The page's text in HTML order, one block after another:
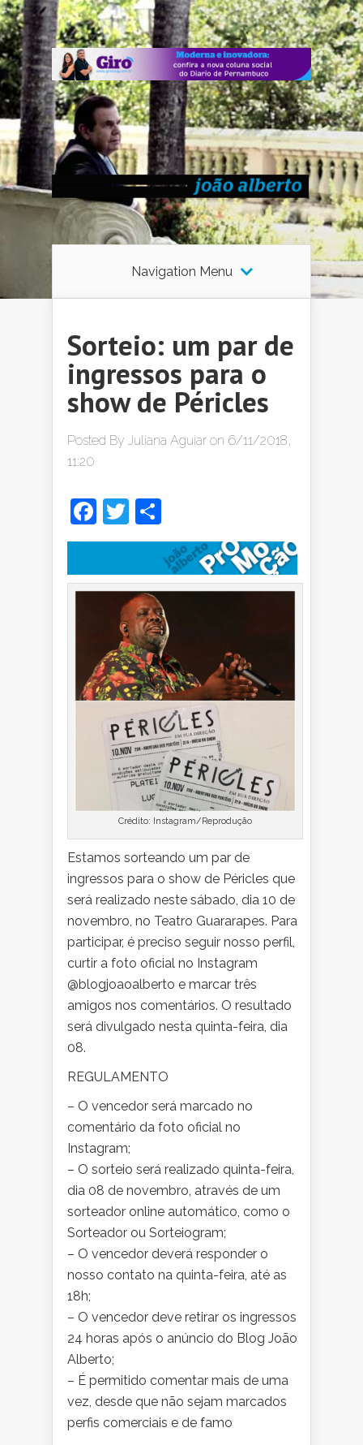
Navigation Menu
Sorteio: um par de
ingressos para o
show de Péricles
Posted By Juliana Aguiar on 6/11/2018,
11:20
Facebook
Twitter
Crédito: Instagram/Reprodução
Estamos sorteando um par de
ingressos para o show de Péricles que
será realizado neste sábado, dia 10 de
novembro, no Teatro Guararapes. Para
participar, é preciso seguir nosso perfil,
curtir a foto oficial no Instagram
@blogjoaoalberto e marcar três
amigos nos comentários. O resultado
será divulgado nesta quinta-feira, dia
08.
REGULAMENTO
– O vencedor será marcado no
comentário da foto oficial no
Instagram;
– O sorteio será realizado quinta-feira,
dia 08 de novembro, através de um
sorteador online automático, como o
Sorteador ou Sorteiogram;
– O vencedor deverá responder o
nosso contato na quinta-feira, até as
18h;
– O vencedor deve retirar os ingressos
24 horas após o anúncio do Blog João
Alberto;
– É permitido comentar mais de uma
vez, desde que não sejam marcados
perfis comerciais e de famo